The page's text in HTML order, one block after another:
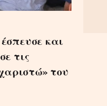
και
τις
του